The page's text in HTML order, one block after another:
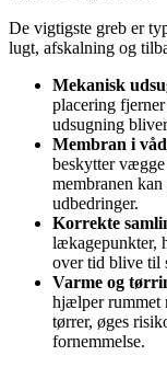
De vigtigste greb er
lugt, afskalning og
Mekanisk
placering
udsugning
Membran i
beskytter
membranen
udbedringer.
Korrekte
lækagepunkter,
over tid blive til
Varme og
hjælper rummet
tørrer, øges
fornemmelse.